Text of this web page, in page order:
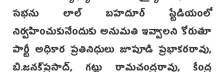
సభను లాల్‌ బహదూర్ స్టేడియంలో
‌నిర్వహించుకునేందుకు అనుమతి ఇవ్వాలని కోరుతూ
పార్టీ అధికార ప్రతినిధులు జూపూడి ప్రభాకరరావు,